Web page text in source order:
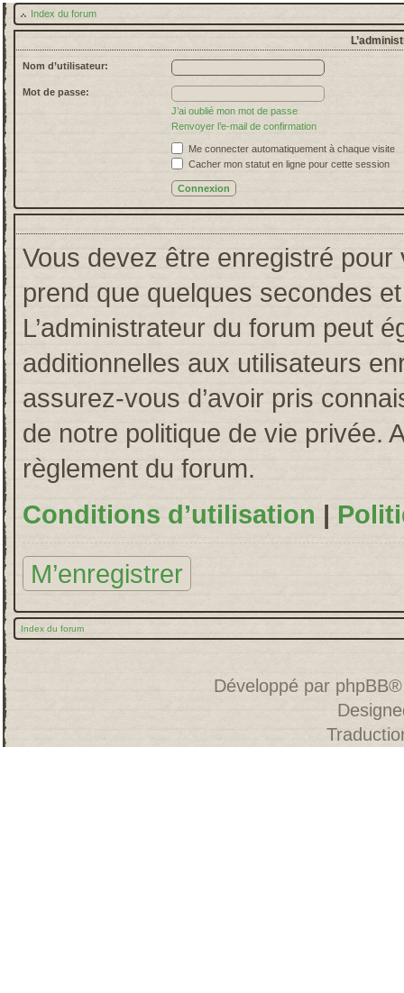
Index du forum
Nom d’utilisateur:
Mot de passe:
J’ai oublié mon mot de passe
Renvoyer l’e-mail de confirmation
Me connecter automatiquement à chaque visite
Cacher mon statut en ligne pour cette session
Vous devez être enregistré pour
prend que quelques secondes
L’administrateur du forum peut
additionnelles aux utilisateurs
assurez-vous d’avoir pris
de notre politique de vie privée.
règlement du forum.
Conditions d’utilisation |
M’enregistrer
Index du forum
Développé par phpBB®